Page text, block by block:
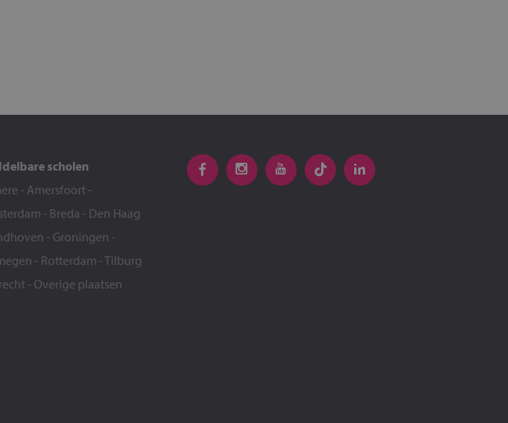
scholen
- Amersfoort -
- Breda - Den Haag
- Groningen -
- Rotterdam -Tilburg
- Overige plaatsen